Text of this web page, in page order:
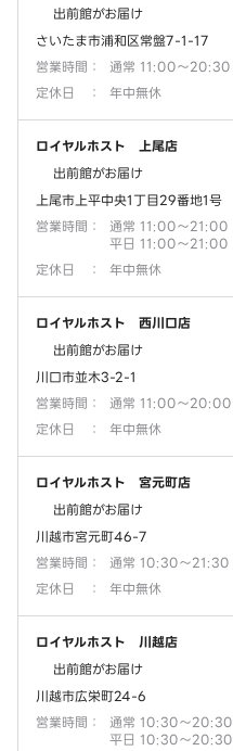
出前館がお届け
さいたま市浦和区常盤7-1-17
営業時間 ：
通常 11:00～20:30
定休日
： 年中無休
ロイヤルホスト 上尾店
出前館がお届け
上尾市上平中央1丁目29番地1号
営業時間 ：
通常 11:00～21:00
平日 11:00～21:00
定休日
： 年中無休
ロイヤルホスト 西川口店
出前館がお届け
川口市並木3-2-1
営業時間 ：
通常 11:00～20:00
定休日
： 年中無休
ロイヤルホスト 宮元町店
出前館がお届け
川越市宮元町46-7
営業時間 ：
通常 10:30～21:30
定休日
： 年中無休
ロイヤルホスト 川越店
出前館がお届け
川越市広栄町24-6
営業時間 ：
通常 10:30～20:30
平日 10:30～20:30